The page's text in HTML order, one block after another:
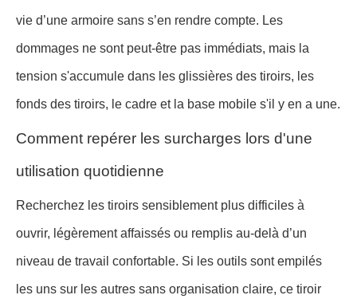
vie d’une armoire sans s’en rendre compte. Les
dommages ne sont peut-être pas immédiats, mais la
tension s'accumule dans les glissières des tiroirs, les
fonds des tiroirs, le cadre et la base mobile s'il y en a une.
Comment repérer les surcharges lors d'une
utilisation quotidienne
Recherchez les tiroirs sensiblement plus difficiles à
ouvrir, légèrement affaissés ou remplis au-delà d’un
niveau de travail confortable. Si les outils sont empilés
les uns sur les autres sans organisation claire, ce tiroir